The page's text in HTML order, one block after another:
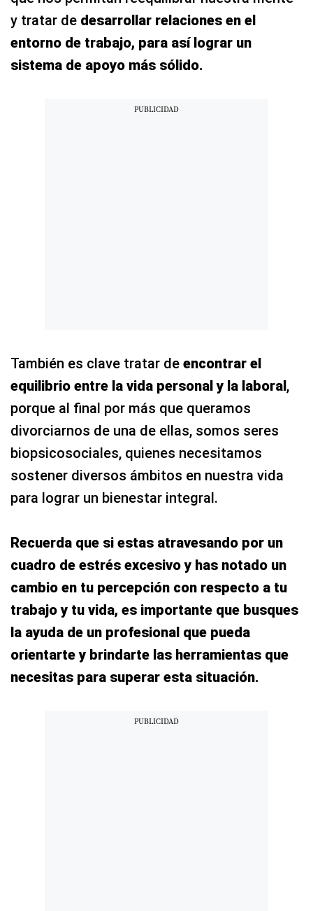
y tratar de desarrollar relaciones en el
entorno de trabajo, para así lograr un
sistema de apoyo más sólido.
También es clave tratar de encontrar el
equilibrio entre la vida personal y la laboral,
porque al final por más que queramos
divorciarnos de una de ellas, somos seres
biopsicosociales, quienes necesitamos
sostener diversos ámbitos en nuestra vida
para lograr un bienestar integral.
Recuerda que si estas atravesando por un
cuadro de estrés excesivo y has notado un
cambio en tu percepción con respecto a tu
trabajo y tu vida, es importante que busques
la ayuda de un profesional que pueda
orientarte y brindarte las herramientas que
necesitas para superar esta situación.